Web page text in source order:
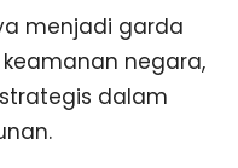
menjadi garda
negara,
dalam